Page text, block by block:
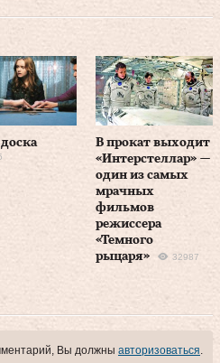
В прокат выходит
«Интерстеллар» —
один из самых
мрачных
фильмов
режиссера
«Темного
рыцаря»
32987
Вы должны авторизоваться.